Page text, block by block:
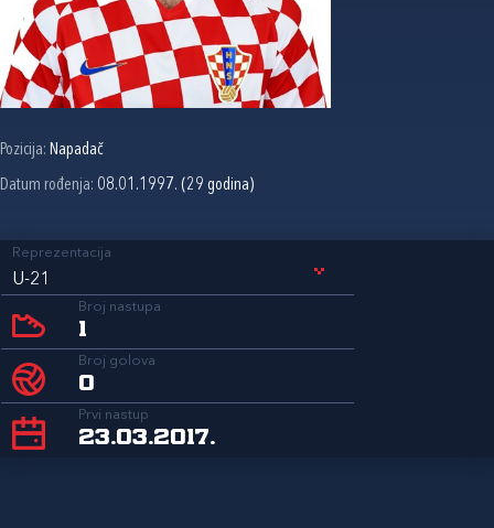
Pozicija: Napadač
Datum rođenja: 08.01.1997. (29 godina)
Reprezentacija
U-21
Broj nastupa
1
Broj golova
0
Prvi nastup
23.03.2017.